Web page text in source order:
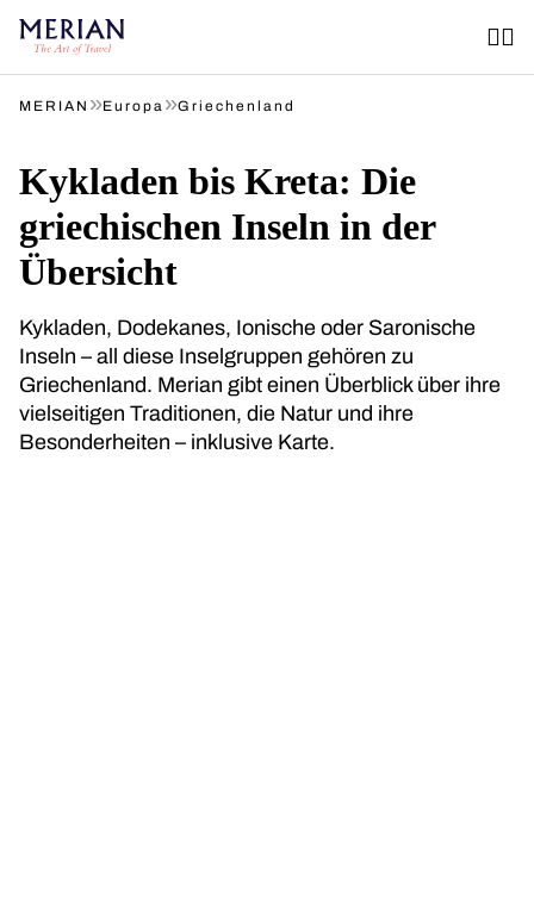
MERIAN »Europa »Griechenland
Kykladen bis Kreta: Die
griechischen Inseln in der
Übersicht
Kykladen, Dodekanes, Ionische oder Saronische
Inseln – all diese Inselgruppen gehören zu
Griechenland. Merian gibt einen Überblick über ihre
vielseitigen Traditionen, die Natur und ihre
Besonderheiten – inklusive Karte.